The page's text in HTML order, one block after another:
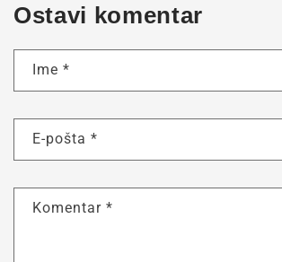
Ostavi komentar
Ime *
E-pošta *
Komentar *